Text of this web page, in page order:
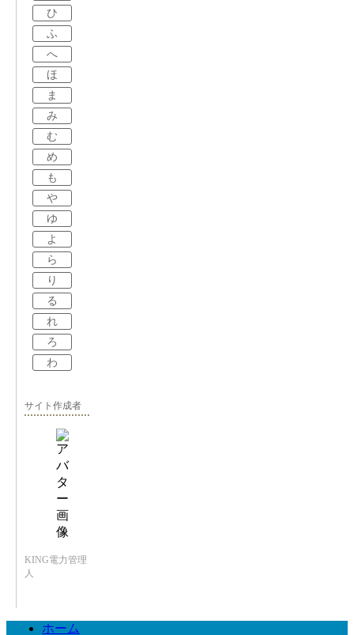
ひ
ふ
へ
ほ
ま
み
む
め
も
や
ゆ
よ
ら
り
る
れ
ろ
わ
サイト作成者
KING電力管理
人
ホーム